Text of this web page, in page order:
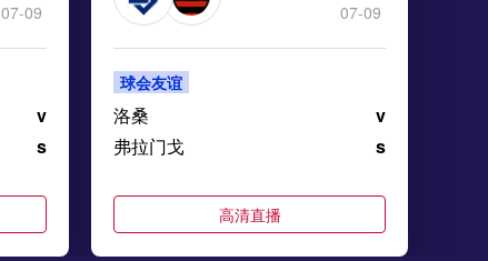
07-09
v
s
07-09
球会友谊
洛桑
v
弗拉门戈
s
高清直播